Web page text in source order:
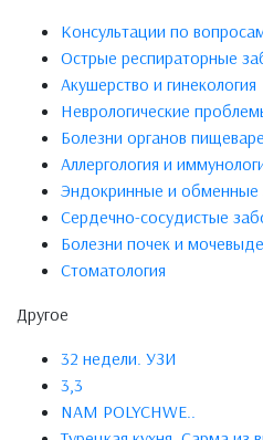
Консультации по
Острые респираторные
Акушерство и гинекология
Неврологические
Болезни органов
Аллергология и
Эндокринные и обменные
Сердечно-сосудистые
Болезни почек и
Стоматология
Другое
32 недели. УЗИ
3,3
NAM POLYCHWE..